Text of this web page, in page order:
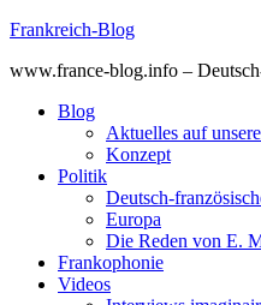
Skip
content
Frankreich-Blog
www.france-blog.info –
Blog
Aktuelles auf
Konzept
Politik
Deutsch-
Europa
Die Reden von E.
Frankophonie
Videos